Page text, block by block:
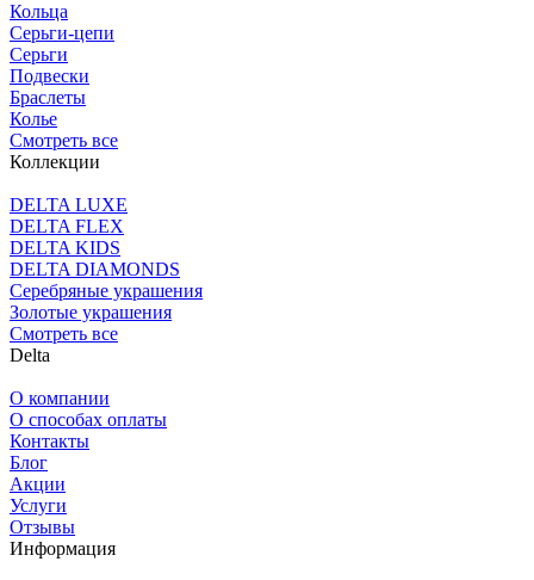
Кольца
Серьги-цепи
Серьги
Подвески
Браслеты
Колье
Смотреть все
Коллекции
DELTA LUXE
DELTA FLEX
DELTA KIDS
DELTA DIAMONDS
Серебряные украшения
Золотые украшения
Смотреть все
Delta
О компании
О способах оплаты
Контакты
Блог
Акции
Услуги
Отзывы
Информация